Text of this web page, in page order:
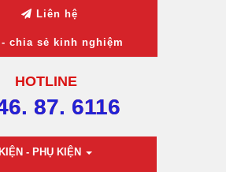
Liên hệ
chia sẻ kinh nghiệm
HOTLINE
87. 6116
- PHỤ KIỆN